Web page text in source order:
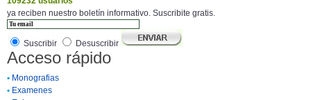
ya reciben nuestro boletín informativo. Suscribite gratis.
Suscribir Desuscribir
Acceso rápido
• Monografias
• Examenes